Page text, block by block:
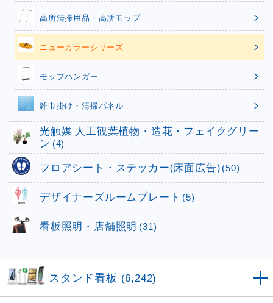
高所清掃用品・高所モップ
ニューカラーシリーズ
モップハンガー
雑巾掛け・清掃パネル
光触媒 人工観葉植物・造花・フェイクグリー
ン (4)
フロアシート・ステッカー(床面広告) (50)
デザイナーズルームプレート (5)
看板照明・店舗照明 (31)
スタンド看板 (6,242)